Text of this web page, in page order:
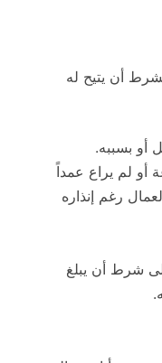
أن يتيح له
أو بسببه.
أو لم يراع عمداً
رغم إنذاره
شرط أن يبلغ